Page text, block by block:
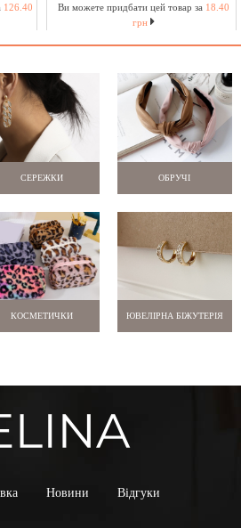
126.40
Ви можете придбати цей товар за 18.40
грн
СЕРЕЖКИ ОБРУЧІ
КОСМЕТИЧКИ ЮВЕЛІРНА БІЖУТЕРІЯ
Новини Відгуки